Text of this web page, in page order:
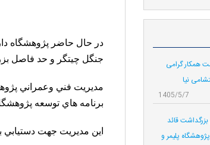
همکار گرامی
نیا
1405/5/7
قائد
پلیمر و
جنگل چيتگر و حد فاصل
مديريت فني وعمراني
برنامه هاي توسعه
اين مديريت جهت دستيابي